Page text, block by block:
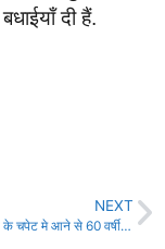
दी हैं.
NEXT
तेज रफ्तार पिकप के चपेट मे आने से 60 वर्षीय कंपाउंडर की मौके पर हुई मौत!